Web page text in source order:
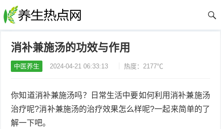
消补兼施汤的功效与作用
中医养生 2024-04-21 06:33:13 热度：2177℃
你知道消补兼施汤吗？日常生活中要如何利用消补兼施汤
治疗呢?消补兼施汤的治疗效果怎么样呢?一起来简单的了
解一下吧。